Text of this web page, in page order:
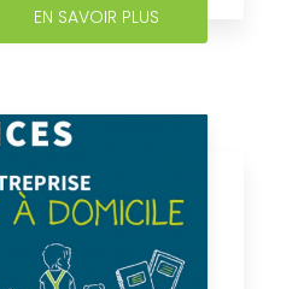
EN SAVOIR PLUS